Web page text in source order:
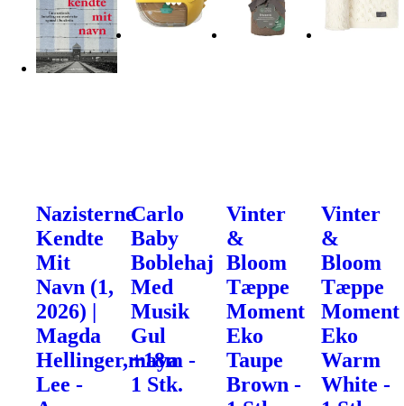
Nazisterne
Kendte
Mit
Navn (1,
2026) |
Magda
Hellinger,maya
Lee -
Carlo
Baby
Boblehaj
Med
Musik
Gul
+18m -
1 Stk.
Vinter
&
Bloom
Tæppe
Moment
Eko
Taupe
Brown -
Vinter
&
Bloom
Tæppe
Moment
Eko
Warm
White -